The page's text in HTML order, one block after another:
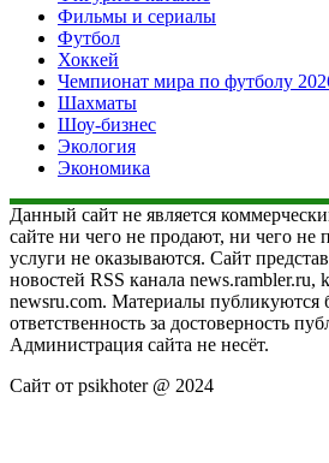
Фильмы и сериалы
Футбол
Хоккей
Чемпионат мира по футболу
Шахматы
Шоу-бизнес
Экология
Экономика
Данный сайт не является
сайте ни чего не продают, ни чего не
услуги не оказываются. Сайт
новостей RSS канала news.rambler.ru,
newsru.com. Материалы публикуются
ответственность за достоверность
Администрация сайта не несёт.
Сайт от psikhoter @ 2024